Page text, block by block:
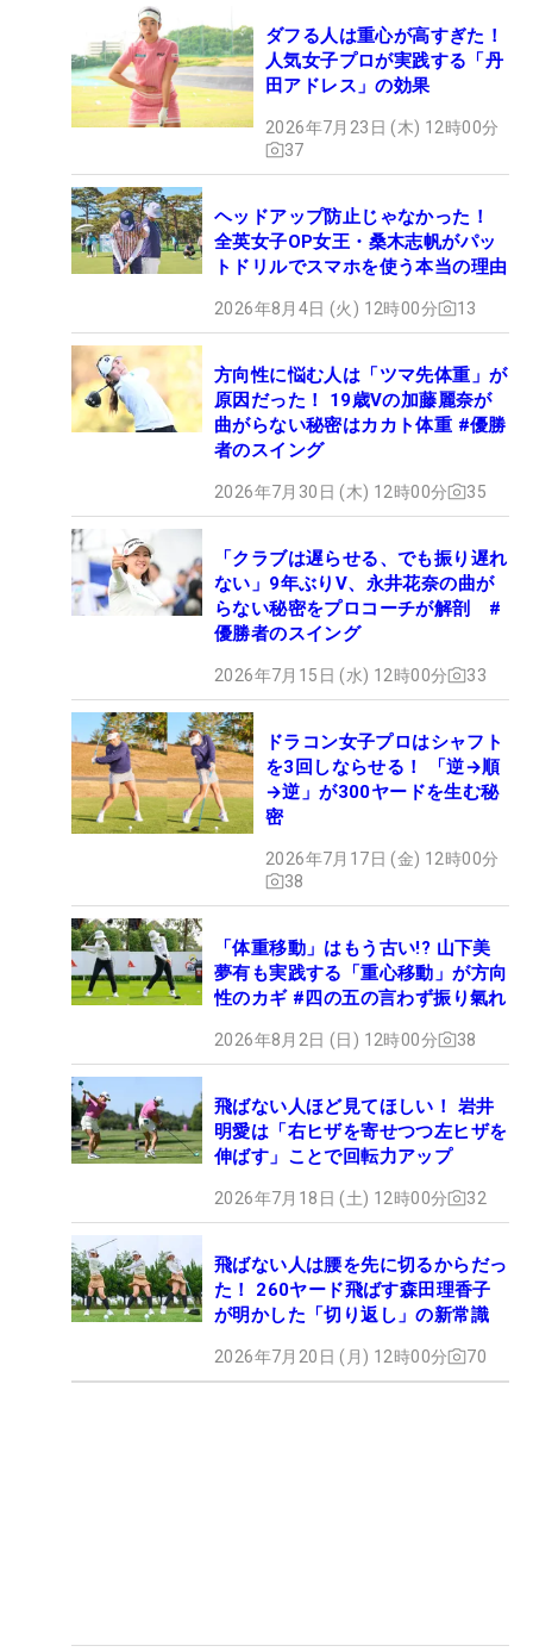
ダフる人は重心が高すぎた！
人気女子プロが実践する「丹
田アドレス」の効果
2026年7月23日 (木) 12時00分
37
ヘッドアップ防止じゃなかった！
全英女子OP女王・桑木志帆がパッ
トドリルでスマホを使う本当の理由
2026年8月4日 (火) 12時00分 13
方向性に悩む人は「ツマ先体重」が
原因だった！ 19歳Vの加藤麗奈が
曲がらない秘密はカカト体重 #優勝
者のスイング
2026年7月30日 (木) 12時00分 35
「クラブは遅らせる、でも振り遅れ
ない」9年ぶりV、永井花奈の曲が
らない秘密をプロコーチが解剖 #
優勝者のスイング
2026年7月15日 (水) 12時00分 33
ドラコン女子プロはシャフト
を3回しならせる！ 「逆→順
→逆」が300ヤードを生む秘
密
2026年7月17日 (金) 12時00分
38
「体重移動」はもう古い!? 山下美
夢有も実践する「重心移動」が方向
性のカギ #四の五の言わず振り氣れ
2026年8月2日 (日) 12時00分 38
飛ばない人ほど見てほしい！ 岩井
明愛は「右ヒザを寄せつつ左ヒザを
伸ばす」ことで回転力アップ
2026年7月18日 (土) 12時00分 32
飛ばない人は腰を先に切るからだっ
た！ 260ヤード飛ばす森田理香子
が明かした「切り返し」の新常識
2026年7月20日 (月) 12時00分 70